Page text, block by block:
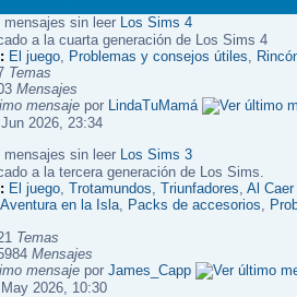
Los Sims 4
a la cuarta generación de Los Sims 4
El juego, Problemas y consejos útiles,
Temas
Mensajes
mensaje por LindaTuMamá
2026, 23:34
Los Sims 3
a la tercera generación de Los Sims.
El juego ,Trotamundos ,Triunfadores ,Al
,Aventura en la Isla Packs de accesorios
Temas
Mensajes
mensaje porJames_Capp
2026, 10:30